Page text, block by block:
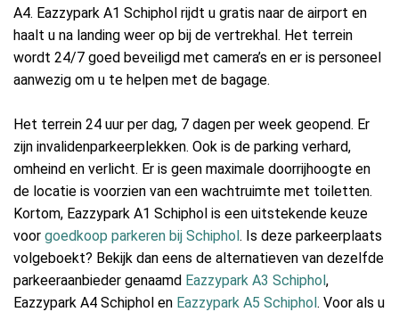
A4. Eazzypark A1 Schiphol rijdt u gratis naar de airport en
haalt u na landing weer op bij de vertrekhal. Het terrein
wordt 24/7 goed beveiligd met camera’s en er is personeel
aanwezig om u te helpen met de bagage.
Het terrein 24 uur per dag, 7 dagen per week geopend. Er
zijn invalidenparkeerplekken. Ook is de parking verhard,
omheind en verlicht. Er is geen maximale doorrijhoogte en
de locatie is voorzien van een wachtruimte met toiletten.
Kortom, Eazzypark A1 Schiphol is een uitstekende keuze
voor goedkoop parkeren bij Schiphol. Is deze parkeerplaats
volgeboekt? Bekijk dan eens de alternatieven van dezelfde
parkeeraanbieder genaamd Eazzypark A3 Schiphol,
Eazzypark A4 Schiphol en Eazzypark A5 Schiphol. Voor als u